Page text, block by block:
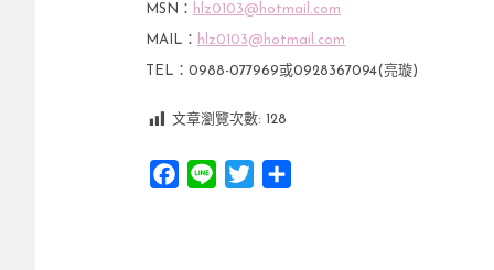
MSN： hlz0103@hotmail.com
MAIL： hlz0103@hotmail.com
TEL：0988-077969或0928367094(亮璇)
文章瀏覽次數: 128
Facebook
Line Twitter